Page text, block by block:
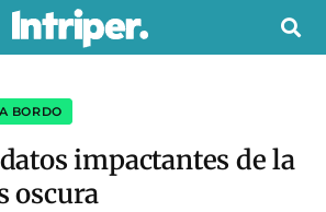
BORDO
impactantes de la
oscura